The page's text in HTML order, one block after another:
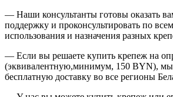
— Наши консультанты готовы оказать
поддержку и проконсультировать по
использования и назначения разных
— Если вы решаете купить крепеж на
(эквивалентную,минимум, 150 BYN), мы
бесплатную доставку во все регионы